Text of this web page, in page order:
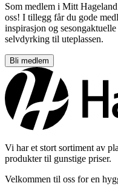
Som medlem i Mitt
oss! I tillegg får du gode
inspirasjon og
selvdyrking til uteplassen.
Bli medlem
Vi har et stort sortiment av
produkter til gunstige priser.
Velkommen til oss for en